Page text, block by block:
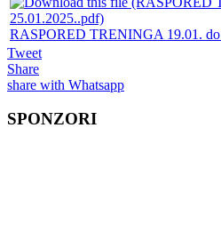
RASPORED TRENINGA 19.01.
Tweet
Share
share with Whatsapp
SPONZORI